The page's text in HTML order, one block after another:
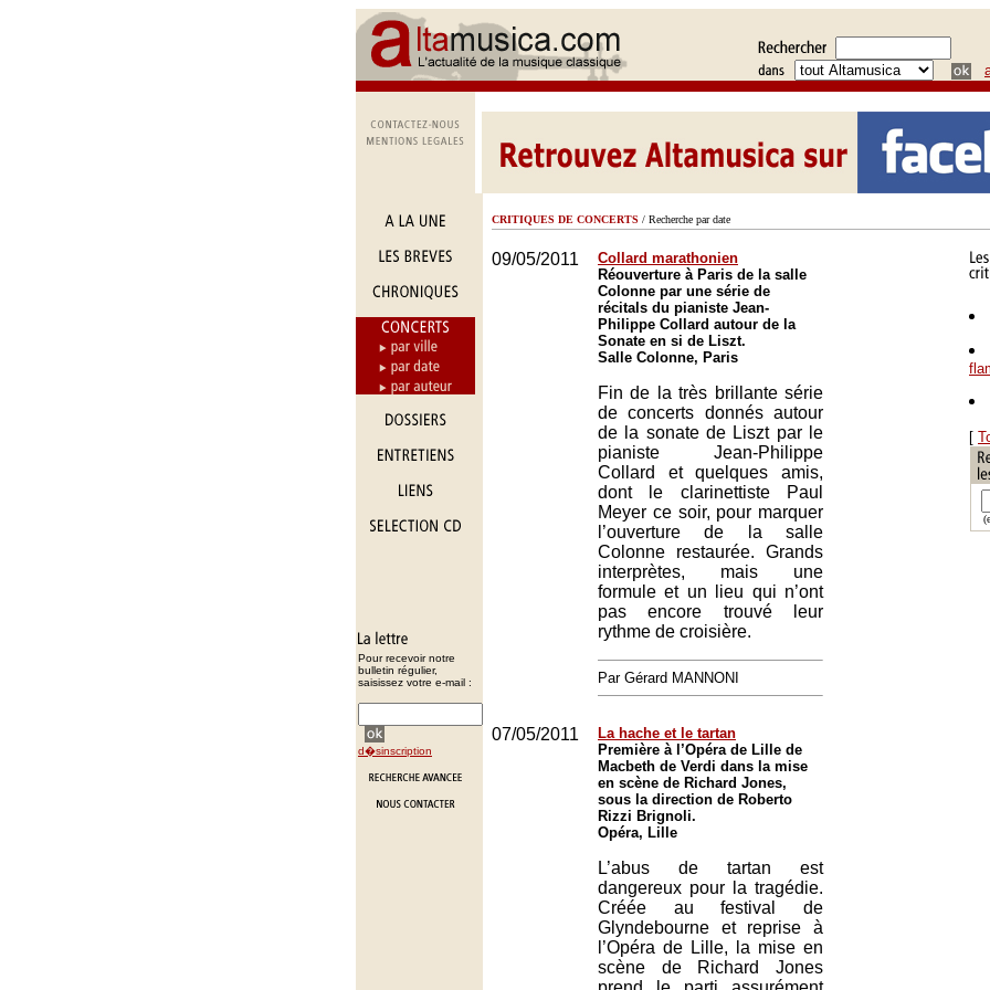
Pour recevoir notre
bulletin régulier,
saisissez votre e-mail :
d�sinscription
CRITIQUES DE CONCERTS / Recherche par date
09/05/2011
Collard marathonien
Réouverture à Paris de la salle
Colonne par une série de
récitals du pianiste Jean-
Philippe Collard autour de la
Sonate en si de Liszt.
Salle Colonne, Paris
Fin de la très brillante série
de concerts donnés autour
de la sonate de Liszt par le
pianiste Jean-Philippe
Collard et quelques amis,
dont le clarinettiste Paul
Meyer ce soir, pour marquer
l’ouverture de la salle
Colonne restaurée. Grands
interprètes, mais une
formule et un lieu qui n’ont
pas encore trouvé leur
rythme de croisière.
Par Gérard MANNONI
07/05/2011
La hache et le tartan
Première à l’Opéra de Lille de
Macbeth de Verdi dans la mise
en scène de Richard Jones,
sous la direction de Roberto
Rizzi Brignoli.
Opéra, Lille
L’abus de tartan est
dangereux pour la tragédie.
Créée au festival de
Glyndebourne et reprise à
l’Opéra de Lille, la mise en
scène de Richard Jones
[